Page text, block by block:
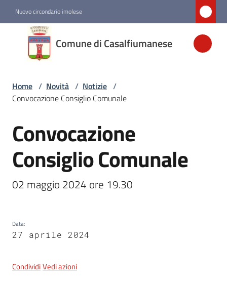
Nuovo circondario imolese
Comune di Casalfiumanese
Comune di
Casalfiumanese
Amministrazione
Menu selezionato
Servizi
Vivere
5x1000
Home / Novità / Notizie /
Convocazione Consiglio Comunale
Salta al contenuto
Convocazione
Consiglio Comunale
02 maggio 2024 ore 19.30
Data:
27 aprile 2024
CondividiVedi azioni